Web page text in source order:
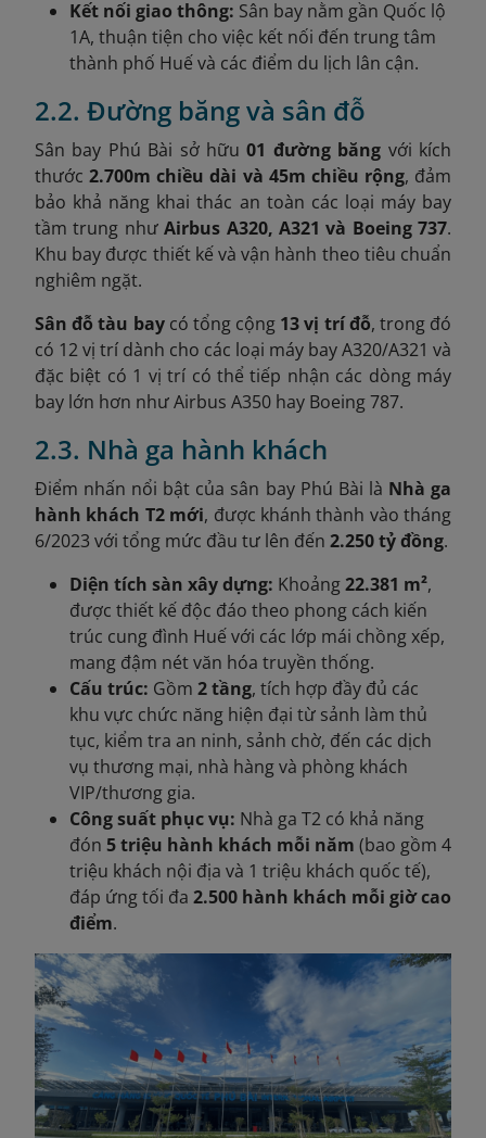
Kết nối giao thông: Sân bay nằm gần Quốc lộ
1A, thuận tiện cho việc kết nối đến trung tâm
thành phố Huế và các điểm du lịch lân cận.
2.2. Đường băng và sân đỗ
Sân bay Phú Bài sở hữu01 đường băng với kích
thước2.700m chiều dài và 45m chiều rộng, đảm
bảo khả năng khai thác an toàn các loại máy bay
tầm trung nhưAirbus A320, A321 và Boeing 737.
Khu bay được thiết kế và vận hành theo tiêu chuẩn
nghiêm ngặt.
Sân đỗ tàu baycó tổng cộng 13 vị trí đỗ, trong đó
có 12 vị trí dành cho các loại máy bay A320/A321 và
đặc biệt có 1 vị trí có thể tiếp nhận các dòng máy
bay lớn hơn như Airbus A350 hay Boeing 787.
2.3. Nhà ga hành khách
Điểm nhấn nổi bật của sân bay Phú Bài là Nhà ga
hành khách T2 mới, được khánh thành vào tháng
6/2023 với tổng mức đầu tư lên đến 2.250 tỷ đồng.
Diện tích sàn xây dựng: Khoảng22.381 m²,
được thiết kế độc đáo theo phong cách kiến
trúc cung đình Huế với các lớp mái chồng xếp,
mang đậm nét văn hóa truyền thống.
Cấu trúc: Gồm 2 tầng, tích hợp đầy đủ các
khu vực chức năng hiện đại từ sảnh làm thủ
tục, kiểm tra an ninh, sảnh chờ, đến các dịch
vụ thương mại, nhà hàng và phòng khách
VIP/thương gia.
Công suất phục vụ: Nhà ga T2 có khả năng
đón 5 triệu hành khách mỗi năm (bao gồm 4
triệu khách nội địa và 1 triệu khách quốc tế),
đáp ứng tối đa 2.500 hành khách mỗi giờ cao
điểm.